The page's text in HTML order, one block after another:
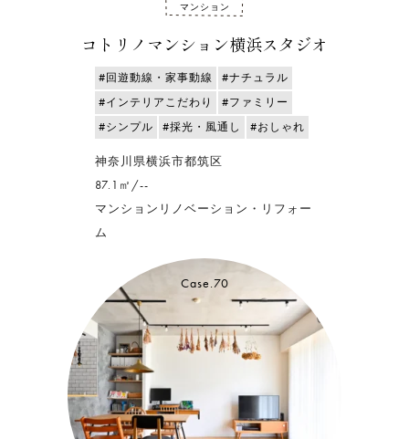
マンション
コトリノマンション横浜スタジオ
#回遊動線・家事動線
#ナチュラル
#インテリアこだわり
#ファミリー
#シンプル
#採光・風通し #おしゃれ
神奈川県横浜市都筑区
87.1㎡/--
マンションリノベーション・リフォー
ム
Case.70